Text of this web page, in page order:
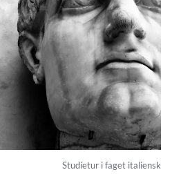
Studietur i faget italiensk